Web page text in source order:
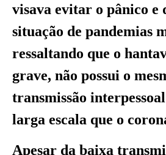
visava evitar o pânico e
situação de pandemias
ressaltando que o
grave, não possui o
transmissão
larga escala que o
Apesar da baixa